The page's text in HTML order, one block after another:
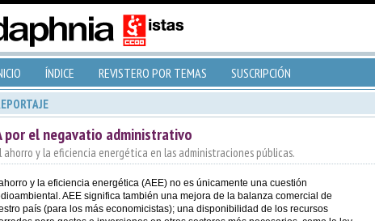
ÍNDICE REVISTERO POR TEMAS SUSCRIPCIÓN
por el negavatio administrativo
ahorro y la eficiencia energética en las administraciones públicas.
y la eficiencia energética (AEE) no es únicamente una cuestión
AEE significa también una mejora de la balanza comercial de
país (para los más economicistas); una disponibilidad de los recursos